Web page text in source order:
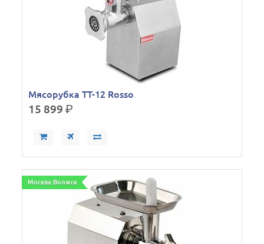
Мясорубка TТ-12 Rosso
15 899р.
Москва Волжск